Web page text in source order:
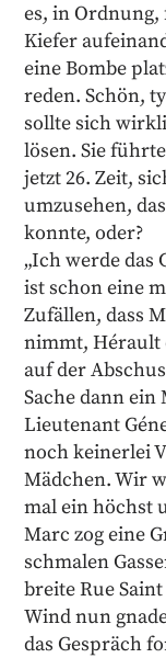
es, in Ordnung,
Kiefer
eine Bombe
reden. Schön,
sollte sich
lösen. Sie
jetzt 26. Zeit,
umzusehen,
konnte, oder?
„Ich werde das
ist schon eine
Zufällen, dass
nimmt, Hérault
auf der
Sache dann
Lieutenant
noch keinerlei
Mädchen. Wir
mal ein höchst
Marc zog eine
schmalen
breite Rue
Wind nun
das Gespräch